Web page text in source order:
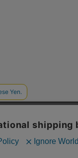
びコンテンツの最適
Cookieの利用に同意
ー
をご確認ください